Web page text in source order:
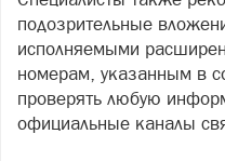
подозрительные
исполняемыми
номерам, указанным в
проверять любую
официальные каналы